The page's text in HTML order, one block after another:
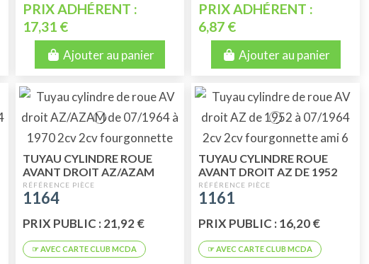
PRIX ADHÉRENT :
17,31 €
Ajouter au panier
PRIX ADHÉRENT :
6,87 €
Ajouter au panier
TUYAU CYLINDRE ROUE
AVANT DROIT AZ/AZAM
07/1964 JUSQU'EN 02/70
1164
PRIX PUBLIC : 21,92 €
TUYAU CYLINDRE ROUE
AVANT DROIT AZ DE 1952
JUSQU'EN 07/1964(VOIR
1164)
1161
PRIX PUBLIC : 16,20 €